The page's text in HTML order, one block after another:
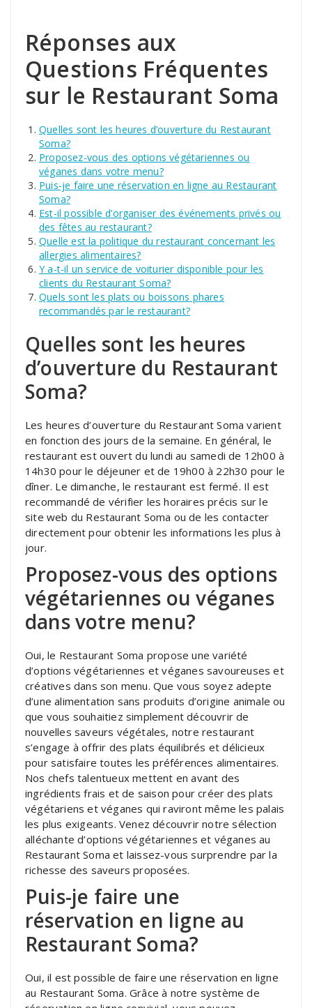
Réponses aux
Questions Fréquentes
sur le Restaurant Soma
Quelles sont les heures d’ouverture du Restaurant
Soma?
Proposez-vous des options végétariennes ou
véganes dans votre menu?
Puis-je faire une réservation en ligne au Restaurant
Soma?
Est-il possible d’organiser des événements privés ou
des fêtes au restaurant?
Quelle est la politique du restaurant concernant les
allergies alimentaires?
Y a-t-il un service de voiturier disponible pour les
clients du Restaurant Soma?
Quels sont les plats ou boissons phares
recommandés par le restaurant?
Quelles sont les heures
d’ouverture du Restaurant
Soma?
Les heures d’ouverture du Restaurant Soma varient
en fonction des jours de la semaine. En général, le
restaurant est ouvert du lundi au samedi de 12h00 à
14h30 pour le déjeuner et de 19h00 à 22h30 pour le
dîner. Le dimanche, le restaurant est fermé. Il est
recommandé de vérifier les horaires précis sur le
site web du Restaurant Soma ou de les contacter
directement pour obtenir les informations les plus à
jour.
Proposez-vous des options
végétariennes ou véganes
dans votre menu?
Oui, le Restaurant Soma propose une variété
d’options végétariennes et véganes savoureuses et
créatives dans son menu. Que vous soyez adepte
d’une alimentation sans produits d’origine animale ou
que vous souhaitiez simplement découvrir de
nouvelles saveurs végétales, notre restaurant
s’engage à offrir des plats équilibrés et délicieux
pour satisfaire toutes les préférences alimentaires.
Nos chefs talentueux mettent en avant des
ingrédients frais et de saison pour créer des plats
végétariens et véganes qui raviront même les palais
les plus exigeants. Venez découvrir notre sélection
alléchante d’options végétariennes et véganes au
Restaurant Soma et laissez-vous surprendre par la
richesse des saveurs proposées.
Puis-je faire une
réservation en ligne au
Restaurant Soma?
Oui, il est possible de faire une réservation en ligne
au Restaurant Soma. Grâce à notre système de